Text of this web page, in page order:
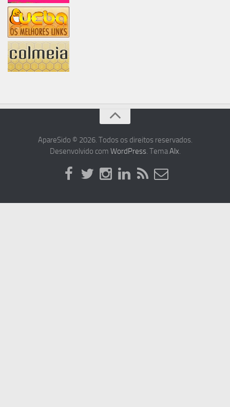
ApareSido © 2026. Todos os direitos reservados.
Desenvolvido com WordPress. TemaAlx.